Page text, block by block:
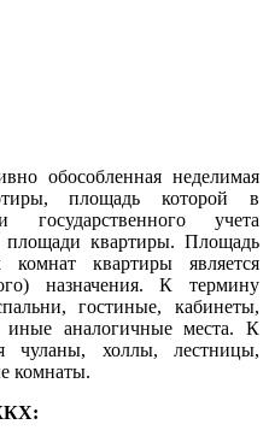
обособленная неделимая
площадь которой в
государственного учета
площади квартиры. Площадь
квартиры является
назначения. К термину
гостиные, кабинеты,
аналогичные места. К
чуланы, холлы, лестницы,
комнаты.